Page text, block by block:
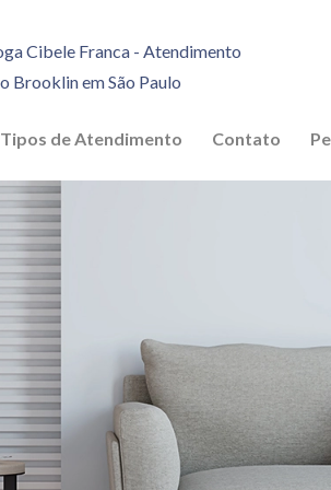
Brooklin em São Paulo
Tipos de Atendimento Contato